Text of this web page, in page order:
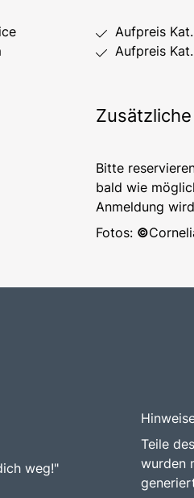
Aufpreis
Aufpreis
Bitte
bald wie
Anmeldung
Fotos: ©
weg!"
Teile
wurden